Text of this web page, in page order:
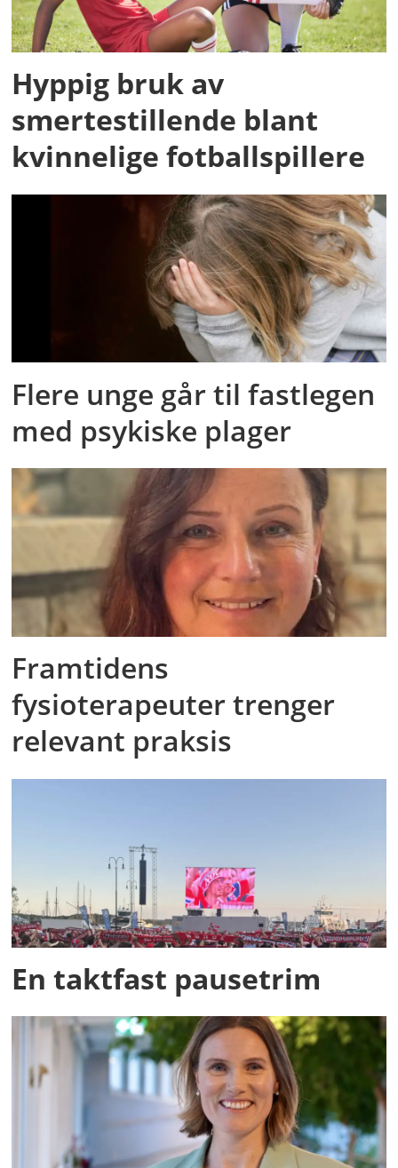
Hyppig bruk av
smertestillende blant
kvinnelige fotballspillere
Flere unge går til fastlegen
med psykiske plager
Framtidens
fysioterapeuter trenger
relevant praksis
En taktfast pausetrim